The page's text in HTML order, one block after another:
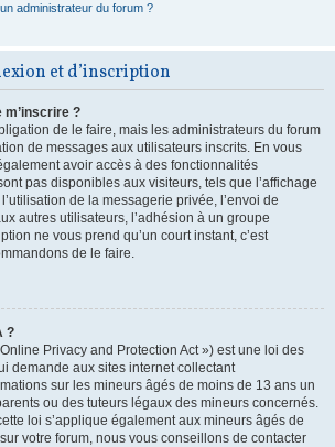
administrateur du forum ?
et d’inscription
m’inscrire ?
de le faire, mais les administrateurs du forum
de messages aux utilisateurs inscrits. En vous
avoir accès à des fonctionnalités
pas disponibles aux visiteurs, tels que l’affichage
de la messagerie privée, l’envoi de
autres utilisateurs, l’adhésion à un groupe
ne vous prend qu’un court instant, c’est
de le faire.
?
Privacy and Protection Act ») est une loi des
demande aux sites internet collectant
sur les mineurs âgés de moins de 13 ans un
ou des tuteurs légaux des mineurs concernés.
loi s’applique également aux mineurs âgés de
votre forum, nous vous conseillons de contacter